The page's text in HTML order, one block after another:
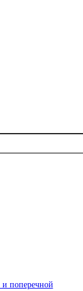
поперечной